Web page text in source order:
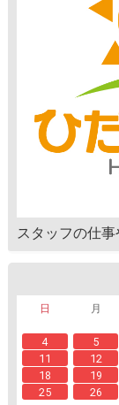
スタッフの仕
日
月
4
5
11
12
18
19
25
26